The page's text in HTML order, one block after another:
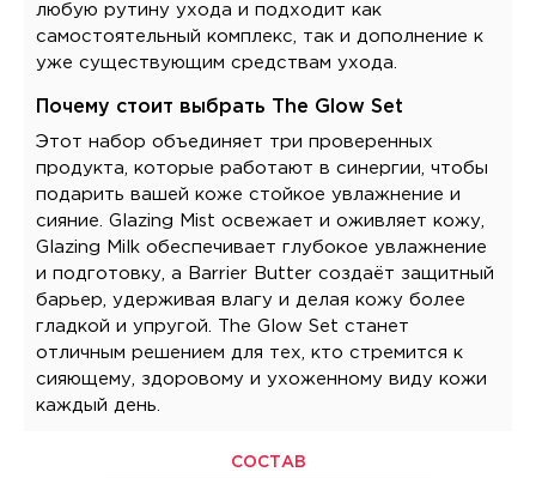
любую рутину ухода и подходит как
самостоятельный комплекс, так и дополнение к
уже существующим средствам ухода.
Почему стоит выбрать The Glow Set
Этот набор объединяет три проверенных
продукта, которые работают в синергии, чтобы
подарить вашей коже стойкое увлажнение и
сияние. Glazing Mist освежает и оживляет кожу,
Glazing Milk обеспечивает глубокое увлажнение
и подготовку, а Barrier Butter создаёт защитный
барьер, удерживая влагу и делая кожу более
гладкой и упругой. The Glow Set станет
отличным решением для тех, кто стремится к
сияющему, здоровому и ухоженному виду кожи
каждый день.
СОСТАВ